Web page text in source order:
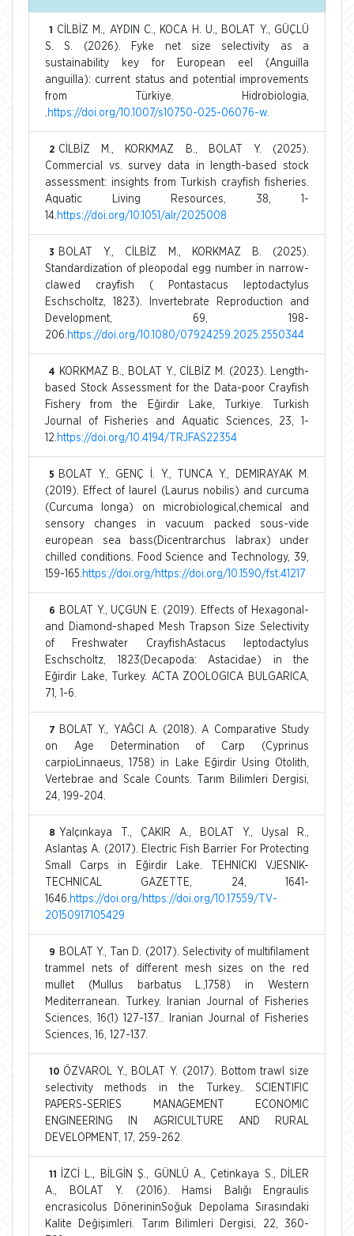
1
CİLBİZ M., AYDIN C., KOCA H. U., BOLAT Y., GÜÇLÜ
S. S. (2026). Fyke net size selectivity as a
sustainability key for European eel (Anguilla
anguilla): current status and potential improvements
from Türkiye. Hidrobiologia,
https://doi.org/10.1007/s10750-025-06076-w.
2 CİLBİZ M., KORKMAZ B., BOLAT Y. (2025).
Commercial vs. survey data in length-based stock
assessment: insights from Turkish crayfish fisheries.
Aquatic Living Resources, 38, 1-
14. https://doi.org/10.1051/alr/2025008
3
BOLAT Y., CİLBİZ M., KORKMAZ B. (2025).
Standardization of pleopodal egg number in narrow-
clawed crayfish ( Pontastacus leptodactylus
Eschscholtz, 1823). Invertebrate Reproduction and
Development, 69, 198-
206. https://doi.org/10.1080/07924259.2025.2550344
4
KORKMAZ B., BOLAT Y., CİLBİZ M. (2023). Length-
based Stock Assessment for the Data-poor Crayfish
Fishery from the Eğirdir Lake, Turkiye. Turkish
Journal of Fisheries and Aquatic Sciences, 23, 1-
12. https://doi.org/10.4194/TRJFAS22354
5
BOLAT Y., GENÇ İ. Y., TUNCA Y., DEMIRAYAK M.
(2019). Effect of laurel (Laurus nobilis) and curcuma
(Curcuma longa) on microbiological,chemical and
sensory changes in vacuum packed sous-vide
european sea bass(Dicentrarchus labrax) under
chilled conditions. Food Science and Technology, 39,
159-165. https://doi.org/https://doi.org/10.1590/fst.41217
6
BOLAT Y., UÇGUN E. (2019). Effects of Hexagonal-
and Diamond-shaped Mesh Trapson Size Selectivity
of Freshwater CrayfishAstacus leptodactylus
Eschscholtz, 1823(Decapoda: Astacidae) in the
Eğirdir Lake, Turkey. ACTA ZOOLOGICA BULGARICA,
71, 1-6.
7
BOLAT Y., YAĞCI A. (2018). A Comparative Study
on Age Determination of Carp (Cyprinus
carpioLinnaeus, 1758) in Lake Eğirdir Using Otolith,
Vertebrae and Scale Counts. Tarım Bilimleri Dergisi,
24, 199-204.
8 Yalçınkaya T., ÇAKIR A., BOLAT Y., Uysal R.,
Aslantaş A. (2017). Electric Fish Barrier For Protecting
Small Carps in Eğirdir Lake. TEHNICKI VJESNIK-
TECHNICAL GAZETTE, 24, 1641-
1646. https://doi.org/https://doi.org/10.17559/TV-
20150917105429
9
BOLAT Y., Tan D. (2017). Selectivity of multifilament
trammel nets of different mesh sizes on the red
mullet (Mullus barbatus L.,1758) in Western
Mediterranean. Turkey. Iranian Journal of Fisheries
Sciences, 16(1) 127-137.. Iranian Journal of Fisheries
Sciences, 16, 127-137.
10 ÖZVAROL Y., BOLAT Y. (2017). Bottom trawl size
selectivity methods in the Turkey.. SCIENTIFIC
PAPERS-SERIES MANAGEMENT ECONOMIC
ENGINEERING IN AGRICULTURE AND RURAL
DEVELOPMENT, 17, 259-262.
11
İZCİ L., BİLGİN Ş., GÜNLÜ A., Çetinkaya S., DİLER
A., BOLAT Y. (2016). Hamsi Balığı Engraulis
encrasicolus DönerininSoğuk Depolama Sırasındaki
Kalite Değişimleri. Tarım Bilimleri Dergisi, 22, 360-